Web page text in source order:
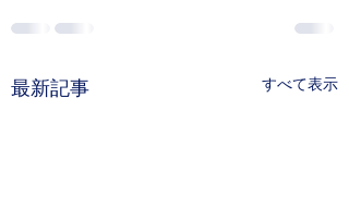
最新記事 すべて表示